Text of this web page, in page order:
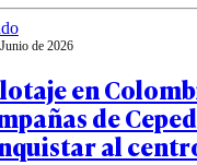
de 2026
en
de
al